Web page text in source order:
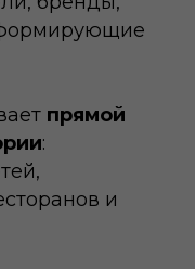
прямой
:
и